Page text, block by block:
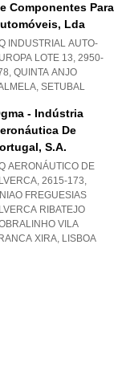
Componentes Para
Lda
INDUSTRIAL AUTO-
LOTE 13, 2950-
, QUINTA ANJO
, SETUBAL
- Indústria
De
S.a.
AERONÁUTICO DE
2615-173,
FREGUESIAS
RIBATEJO
VILA
XIRA, LISBOA